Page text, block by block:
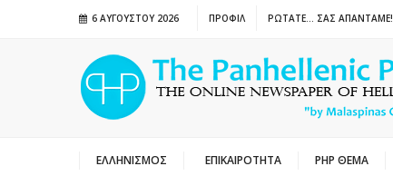
6 ΑΥΓΟΎΣΤΟΥ 2026 ΠΡΟΦΙΛ ΡΩΤΑΤΕ… ΣΑΣ ΑΠΑΝΤΑΜΕ!
ΕΛΛΗΝΙΣΜΟΣ ΕΠΙΚΑΙΡΟΤΗΤΑ PHP ΘΕΜΑ